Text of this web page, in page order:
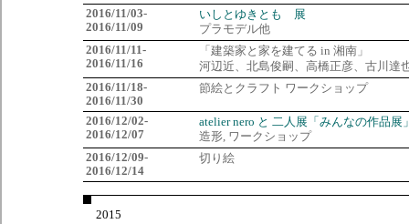
2016/11/03-
2016/11/09
いしとゆきとも 展
プラモデル他
2016/11/11-
2016/11/16
「建築家と家を建てる in 湘南」
河辺近、北島俊嗣、高橋正彦、古川達
2016/11/18-
2016/11/30
節絵とクラフト ワークショップ
2016/12/02-
2016/12/07
atelier nero と 二人展「みんなの作品展
造形, ワークショップ
2016/12/09-
2016/12/14
切り絵
2015